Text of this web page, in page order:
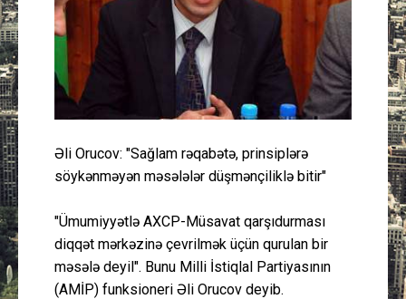
Cəmiyyət
Peşə etikası
Əlaqə
Əli Orucov: "Sağlam rəqabətə, prinsiplərə
söykənməyən məsələlər düşmənçiliklə bitir"
"Ümumiyyətlə AXCP-Müsavat qarşıdurması
diqqət mərkəzinə çevrilmək üçün qurulan bir
məsələ deyil". Bunu Milli İstiqlal Partiyasının
(AMİP) funksioneri Əli Orucov deyib.